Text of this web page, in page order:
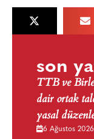
son
TTB ve
dair ortak
yasal
6 Ağustos 2026